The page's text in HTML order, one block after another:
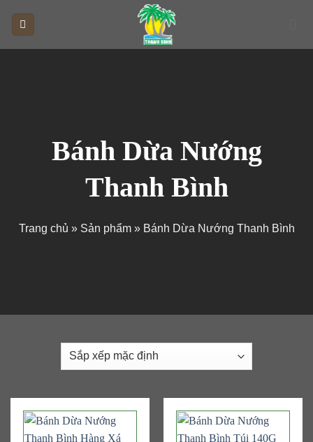
Bánh Dừa Nướng
Thanh Bình
Trang chủ » Sản phẩm» Bánh Dừa Nướng Thanh Bình